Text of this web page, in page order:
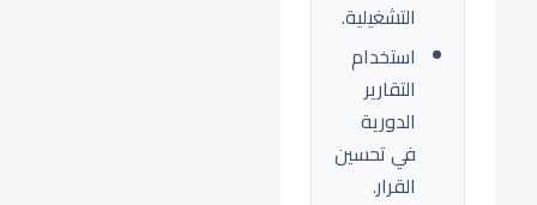
التشغيلية.
استخدام
التقارير
الدورية
في تحسين
القرار.